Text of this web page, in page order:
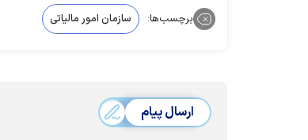
برچسب‌ها: سازمان امور مالیاتی
ارسال پیام